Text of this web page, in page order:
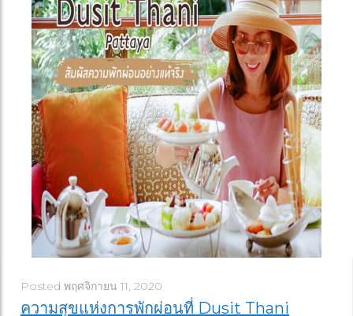
Posted พฤศจิกายน 11, 2020
ความสุขแห่งการพักผ่อนที่ Dusit Thani